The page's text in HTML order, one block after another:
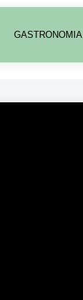
GASTRONOMIA